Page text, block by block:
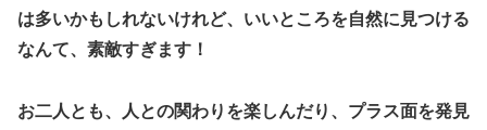
は多いかもしれないけれど、いいところを自然に見つける
なんて、素敵すぎます！
お二人とも、人との関わりを楽しんだり、プラス面を発見